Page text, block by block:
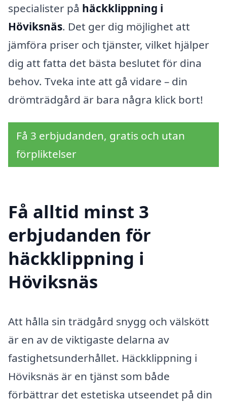
specialister på häckklippning i
Höviksnäs. Det ger dig möjlighet att
jämföra priser och tjänster, vilket hjälper
dig att fatta det bästa beslutet för dina
behov. Tveka inte att gå vidare – din
drömträdgård är bara några klick bort!
Få 3 erbjudanden, gratis och utan
förpliktelser
Få alltid minst 3
erbjudanden för
häckklippning i
Höviksnäs
Att hålla sin trädgård snygg och välskött
är en av de viktigaste delarna av
fastighetsunderhållet. Häckklippning i
Höviksnäs är en tjänst som både
förbättrar det estetiska utseendet på din